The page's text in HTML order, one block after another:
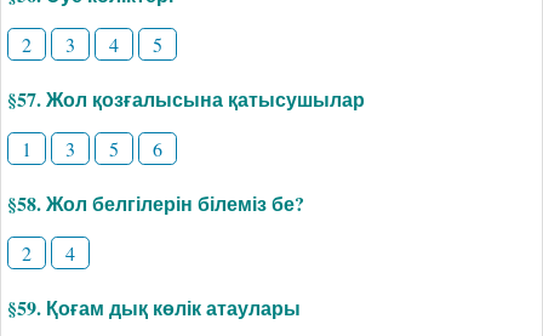
2 3 4 5
§57. Жол қозғалысына қатысушылар
1 3 5 6
§58. Жол белгілерін білеміз бе?
2 4
§59. Қоғам дық көлік атаулары